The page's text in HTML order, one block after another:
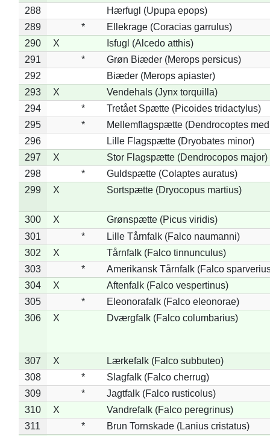
288
Hærfugl (Upupa epops)
289
*
Ellekrage (Coracias garrulus)
290
X
Isfugl (Alcedo atthis)
291
*
Grøn Biæder (Merops persicus)
292
Biæder (Merops apiaster)
293
X
Vendehals (Jynx torquilla)
294
*
Tretået Spætte (Picoides tridactylus)
295
*
Mellemflagspætte (Dendrocoptes
296
Lille Flagspætte (Dryobates minor)
297
X
Stor Flagspætte (Dendrocopos major)
298
*
Guldspætte (Colaptes auratus)
299
X Sortspætte (Dryocopus martius)
300 X
Grønspætte (Picus viridis)
301
*
Lille Tårnfalk (Falco naumanni)
302
X
Tårnfalk (Falco tinnunculus)
303
*
Amerikansk Tårnfalk (Falco
304
X
Aftenfalk (Falco vespertinus)
305
*
Eleonorafalk (Falco eleonorae)
306
X Dværgfalk (Falco columbarius)
307 X
Lærkefalk (Falco subbuteo)
308
*
Slagfalk (Falco cherrug)
309
*
Jagtfalk (Falco rusticolus)
310
X
Vandrefalk (Falco peregrinus)
311
*
Brun Tornskade (Lanius cristatus)